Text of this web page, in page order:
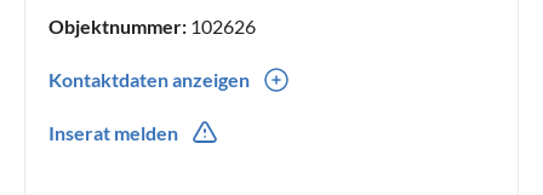
Objektnummer: 102626
Kontaktdaten anzeigen
Inserat melden